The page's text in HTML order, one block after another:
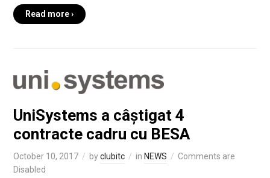
Read more ›
UniSystems a câștigat 4
contracte cadru cu BESA
October 10, 2017 byclubitc in NEWS
Comments are
Disabled